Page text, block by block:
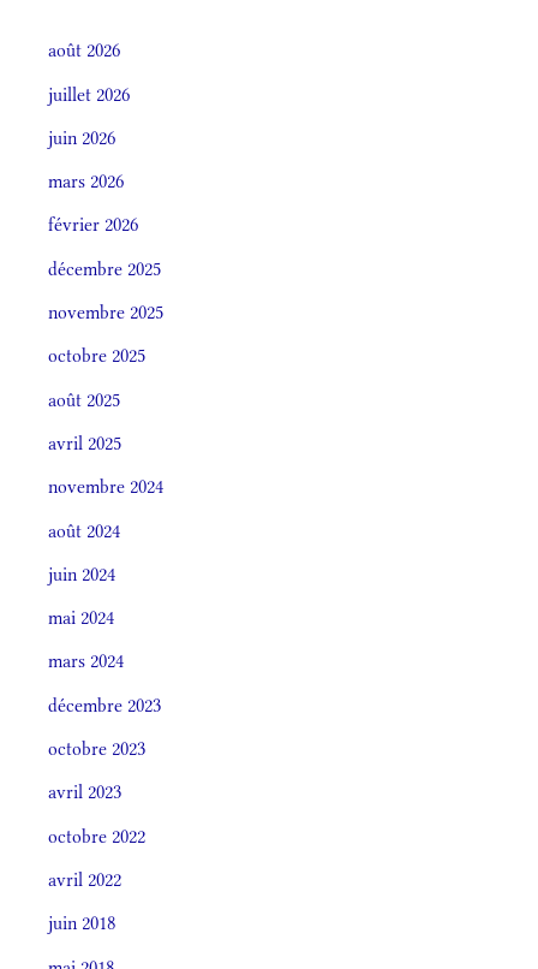
août 2026
juillet 2026
juin 2026
mars 2026
février 2026
décembre 2025
novembre 2025
octobre 2025
août 2025
avril 2025
novembre 2024
août 2024
juin 2024
mai 2024
mars 2024
décembre 2023
octobre 2023
avril 2023
octobre 2022
avril 2022
juin 2018